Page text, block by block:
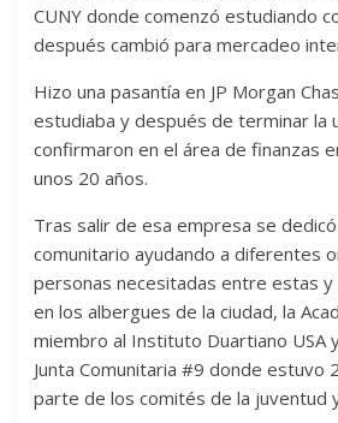
CUNY donde comenzó estudiando
después cambió para mercadeo
Hizo una pasantía en JP Morgan
estudiaba y después de terminar la
confirmaron en el área de finanzas
unos 20 años.
Tras salir de esa empresa se
comunitario ayudando a diferentes
personas necesitadas entre estas y
en los albergues de la ciudad, la
miembro al Instituto Duartiano USA
Junta Comunitaria #9 donde estuvo
parte de los comités de la juventud